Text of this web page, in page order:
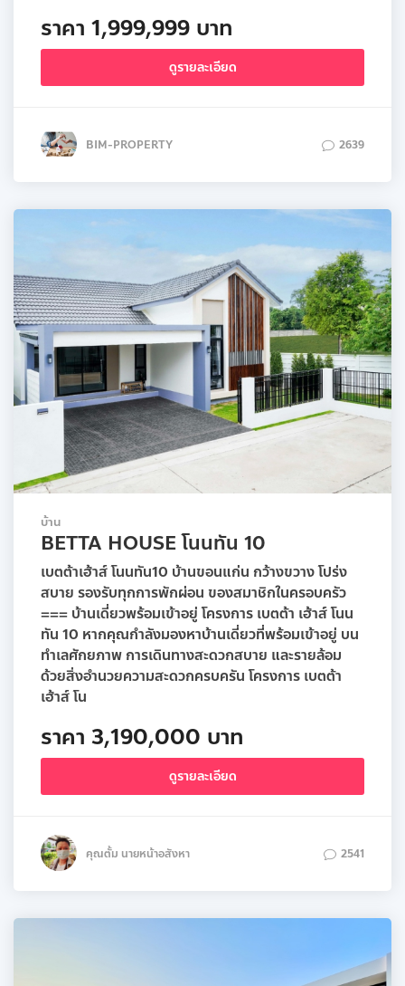
ราคา 1,999,999 บาท
ดูรายละเอียด
BIM-PROPERTY 2639
บ้าน
BETTA HOUSE โนนทัน 10
เบตต้าเฮ้าส์ โนนทัน10 บ้านขอนแก่น กว้างขวาง โปร่ง
สบาย รองรับทุกการพักผ่อน ของสมาชิกในครอบครัว
=== บ้านเดี่ยวพร้อมเข้าอยู่ โครงการ เบตต้า เฮ้าส์ โนน
ทัน 10 หากคุณกำลังมองหาบ้านเดี่ยวที่พร้อมเข้าอยู่ บน
ทำเลศักยภาพ การเดินทางสะดวกสบาย และรายล้อม
ด้วยสิ่งอำนวยความสะดวกครบครัน โครงการ เบตต้า
เฮ้าส์ โน
ราคา 3,190,000 บาท
ดูรายละเอียด
คุณตั้ม นายหน้าอสังหา 2541